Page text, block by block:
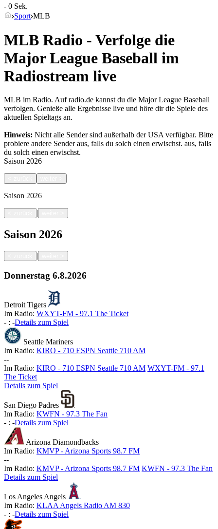
- 0 Sek.
Sport MLB
MLB Radio - Verfolge die
Major League Baseball im
Radiostream live
MLB im Radio. Auf radio.de kannst du die Major League Baseball
verfolgen. Genieße alle Ergebnisse live und höre dir die Spiele des
aktuellen Spieltags an.
Hinweis: Nicht alle Sender sind außerhalb der USA verfügbar. Bitte
probiere andere Sender aus, falls du solch einen erwischst. aus, falls
du solch einen erwischst.
Saison 2026
Saison 2026
|
Saison 2026
|
Donnerstag 6.8.2026
Detroit Tigers
Im Radio: WXYT-FM - 97.1 The Ticket
- : -Details zum Spiel
Seattle Mariners
Im Radio: KIRO - 710 ESPN Seattle 710 AM
--
Im Radio: KIRO - 710 ESPN Seattle 710 AM WXYT-FM - 97.1
The Ticket
Details zum Spiel
San Diego Padres
Im Radio: KWFN - 97.3 The Fan
- : -Details zum Spiel
Arizona Diamondbacks
Im Radio: KMVP - Arizona Sports 98.7 FM
--
Im Radio: KMVP - Arizona Sports 98.7 FM KWFN - 97.3 The Fan
Details zum Spiel
Los Angeles Angels
Im Radio: KLAA Angels Radio AM 830
- : -Details zum Spiel